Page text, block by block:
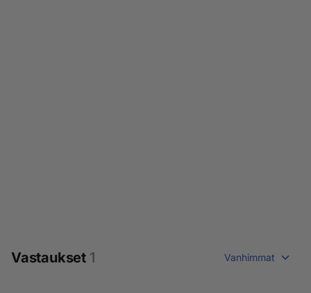
Vastaukset 1 Vanhimmat